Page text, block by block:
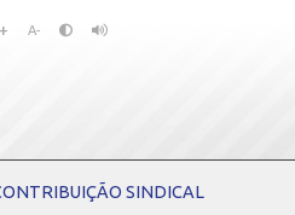
A-
SINDICAL